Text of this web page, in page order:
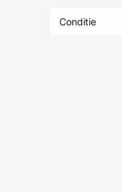
Conditie